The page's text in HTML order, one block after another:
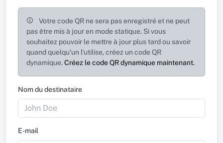
Votre code QR ne sera pas enregistré et ne peut
pas être mis à jour en mode statique. Si vous
souhaitez pouvoir le mettre à jour plus tard ou savoir
quand quelqu'un l'utilise, créez un code QR
dynamique.Créez le code QR dynamique maintenant.
Nom du destinataire
E-mail